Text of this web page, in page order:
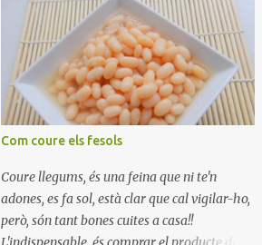
Com coure els fesols
Coure llegums, és una feina que ni te'n
adones, es fa sol, està clar que cal vigilar-ho,
però, són tant bones cuites a casa!!